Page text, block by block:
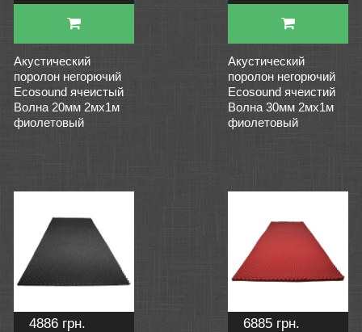
Акустический
поролон негорючий
Ecosound ячеистый
Волна 20мм 2мх1м
фиолетовый
Акустический
поролон негорючий
Ecosound ячеистий
Волна 30мм 2мх1м
фиолетовый
4886 грн. 6885 грн.